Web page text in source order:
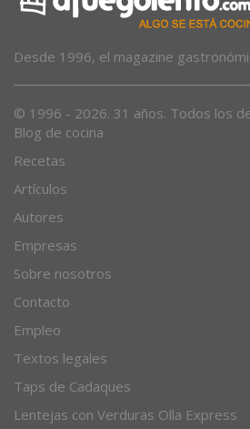
Desde 1996, el magazine
© 1996 - 2026. 31 años. Todos los
Blog de cocina
Recetas
Artículos
Autores
Empresas
Sobre nosotros
Contacto
Empleo
Textos legales
Taps de Cadaques
Lentejas con Verduras Olla Express